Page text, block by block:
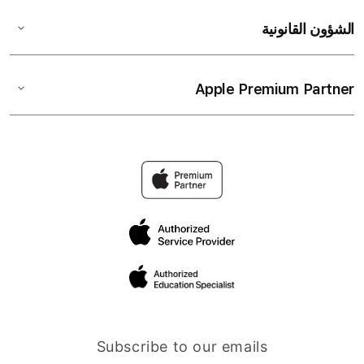
الشؤون القانونية
Apple Premium Partner
Subscribe to our emails